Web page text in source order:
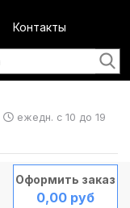
Контакты
ежедн. с 10 до 19
Оформить заказ
0,00 руб